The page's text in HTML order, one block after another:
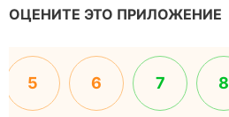
ОЦЕНИТЕ ЭТО ПРИЛОЖЕНИЕ
5 6 7 8